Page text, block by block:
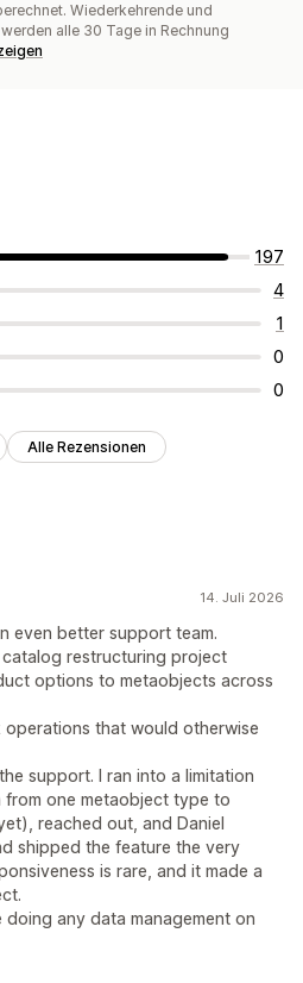
Wiederkehrende und
alle 30 Tage in Rechnung
197
4
1
0
0
Alle Rezensionen
14. Juli 2026
even better support team.
catalog restructuring project
options to metaobjects across
that would otherwise
support. I ran into a limitation
one metaobject type to
reached out, and Daniel
shipped the feature the very
is rare, and it made a
doing any data management on